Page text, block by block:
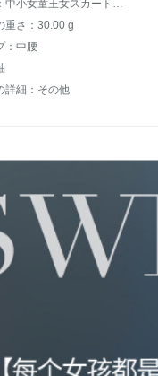
商品名称：中小女童王女スカート子供ショー六一出演用ドレスアップ学生ウエディングペルジガルポン司会誕生日夜ドレス夏レンコンピンクローリング130 cm
重さ：30.00 g
：中腰
詳細：その他